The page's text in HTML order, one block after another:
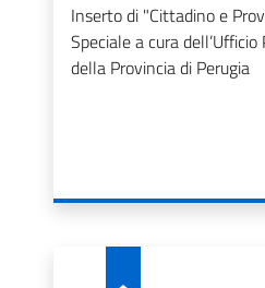
Inserto di "Cittadino e
Speciale a cura
della Provincia di Perugia